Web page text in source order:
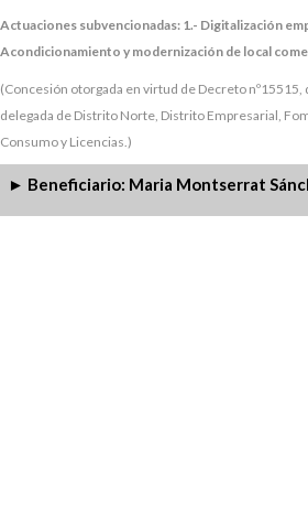
Actuaciones subvencionadas: 1.- Digitalización
Acondicionamiento y modernización de local
(Concesión otorgada en virtud de Decreto
delegada de Distrito Norte, Distrito Empresarial,
Consumo y Licencias.)
► Beneficiario: Maria Montserrat